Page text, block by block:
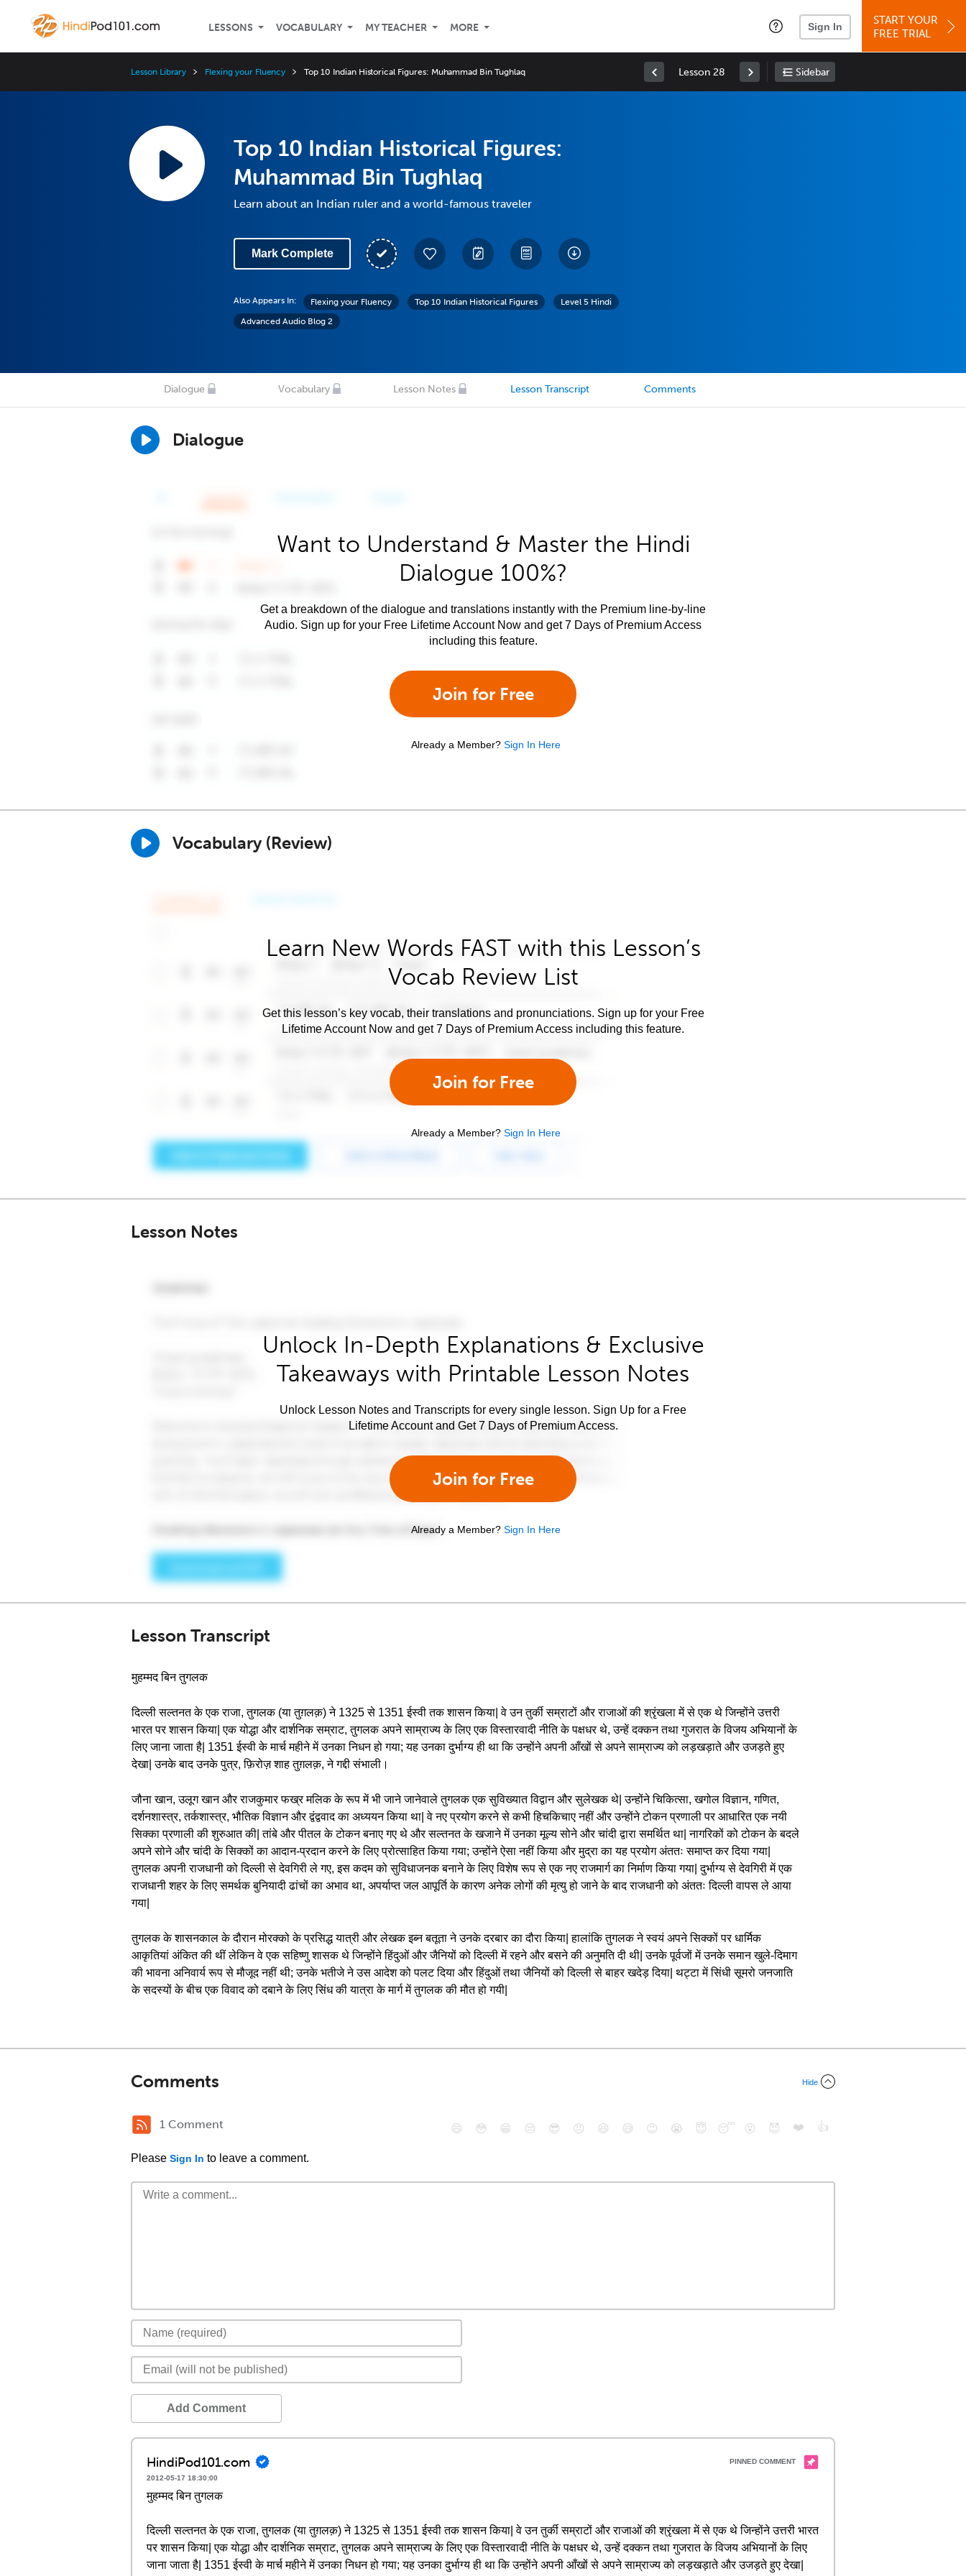
LESSONS VOCABULARY MY TEACHER MORE Sign In
START YOUR
FREE TRIAL
Lesson Library Flexing your Fluency Top 10 Indian Historical Figures: Muhammad Bin Tughlaq Lesson 28 Sidebar
Top 10 Indian Historical Figures:
Muhammad Bin Tughlaq
Learn about an Indian ruler and a world-famous traveler
Mark Complete
Also Appears In: Flexing your Fluency Top 10 Indian Historical Figures
Level 5 Hindi
Advanced Audio Blog 2
Dialogue Vocabulary Lesson Notes Lesson Transcript Comments
Dialogue
Want to Understand & Master the Hindi
Dialogue 100%?
Get a breakdown of the dialogue and translations instantly with the Premium line-by-line
Audio. Sign up for your Free Lifetime Account Now and get 7 Days of Premium Access
including this feature.
Join for Free
Already a Member? Sign In Here
Vocabulary (Review)
Learn New Words FAST with this Lesson’s
Vocab Review List
Get this lesson’s key vocab, their translations and pronunciations. Sign up for your Free
Lifetime Account Now and get 7 Days of Premium Access including this feature.
Join for Free
Already a Member? Sign In Here
Lesson Notes
Unlock In-Depth Explanations & Exclusive
Takeaways with Printable Lesson Notes
Unlock Lesson Notes and Transcripts for every single lesson. Sign Up for a Free
Lifetime Account and Get 7 Days of Premium Access.
Join for Free
Already a Member? Sign In Here
Lesson Transcript
मुहम्मद बिन तुगलक
दिल्ली सल्तनत के एक राजा, तुगलक (या तुग़लक़) ने 1325 से 1351 ईस्वी तक शासन किया| वे उन तुर्की सम्राटों और राजाओं की श्रृंखला में से एक थे जिन्होंने उत्तरी
भारत पर शासन किया| एक योद्धा और दार्शनिक सम्राट, तुगलक अपने साम्राज्य के लिए एक विस्तारवादी नीति के पक्षधर थे, उन्हें दक्कन तथा गुजरात के विजय अभियानों के
लिए जाना जाता है| 1351 ईस्वी के मार्च महीने में उनका निधन हो गया; यह उनका दुर्भाग्य ही था कि उन्होंने अपनी आँखों से अपने साम्राज्य को लड़खड़ाते और उजड़ते हुए
देखा| उनके बाद उनके पुत्र, फ़िरोज़ शाह तुग़लक़, ने गद्दी संभाली।
जौना खान, उलूग खान और राजकुमार फख्र मलिक के रूप में भी जाने जानेवाले तुगलक एक सुविख्यात विद्वान और सुलेखक थे| उन्होंने चिकित्सा, खगोल विज्ञान, गणित,
दर्शनशास्त्र, तर्कशास्त्र, भौतिक विज्ञान और द्वंद्ववाद का अध्ययन किया था| वे नए प्रयोग करने से कभी हिचकिचाए नहीं और उन्होंने टोकन प्रणाली पर आधारित एक नयी
सिक्का प्रणाली की शुरुआत की| तांबे और पीतल के टोकन बनाए गए थे और सल्तनत के खजाने में उनका मूल्य सोने और चांदी द्वारा समर्थित था| नागरिकों को टोकन के बदले
अपने सोने और चांदी के सिक्कों का आदान-प्रदान करने के लिए प्रोत्साहित किया गया; उन्होंने ऐसा नहीं किया और मुद्रा का यह प्रयोग अंततः समाप्त कर दिया गया|
तुगलक अपनी राजधानी को दिल्ली से देवगिरी ले गए, इस कदम को सुविधाजनक बनाने के लिए विशेष रूप से एक नए राजमार्ग का निर्माण किया गया| दुर्भाग्य से देवगिरी में एक
राजधानी शहर के लिए समर्थक बुनियादी ढांचों का अभाव था, अपर्याप्त जल आपूर्ति के कारण अनेक लोगों की मृत्यु हो जाने के बाद राजधानी को अंततः दिल्ली वापस ले आया
गया|
तुगलक के शासनकाल के दौरान मोरक्को के प्रसिद्ध यात्री और लेखक इब्न बतूता ने उनके दरबार का दौरा किया| हालांकि तुगलक ने स्वयं अपने सिक्कों पर धार्मिक
आकृतियां अंकित की थीं लेकिन वे एक सहिष्णु शासक थे जिन्होंने हिंदुओं और जैनियों को दिल्ली में रहने और बसने की अनुमति दी थी| उनके पूर्वजों में उनके समान खुले-दिमाग
की भावना अनिवार्य रूप से मौजूद नहीं थी; उनके भतीजे ने उस आदेश को पलट दिया और हिंदुओं तथा जैनियों को दिल्ली से बाहर खदेड़ दिया| थट्टा में सिंधी सूमरो जनजाति
के सदस्यों के बीच एक विवाद को दबाने के लिए सिंध की यात्रा के मार्ग में तुगलक की मौत हो गयी|
Comments Hide
1 Comment
Please Sign In to leave a comment.
😄 😳 😁 😒 😎 😠 😆 😅 😉 😭 😇 😴 😮 😈 ❤️ 👍
Add Comment
HindiPod101.com
2012-05-17 18:30:00
मुहम्मद बिन तुगलक
दिल्ली सल्तनत के एक राजा, तुगलक (या तुग़लक़) ने 1325 से 1351 ईस्वी तक शासन किया| वे उन तुर्की सम्राटों और राजाओं की श्रृंखला में से एक थे जिन्होंने उत्तरी भारत
पर शासन किया| एक योद्धा और दार्शनिक सम्राट, तुगलक अपने साम्राज्य के लिए एक विस्तारवादी नीति के पक्षधर थे, उन्हें दक्कन तथा गुजरात के विजय अभियानों के लिए
जाना जाता है| 1351 ईस्वी के मार्च महीने में उनका निधन हो गया; यह उनका दुर्भाग्य ही था कि उन्होंने अपनी आँखों से अपने साम्राज्य को लड़खड़ाते और उजड़ते हुए देखा|